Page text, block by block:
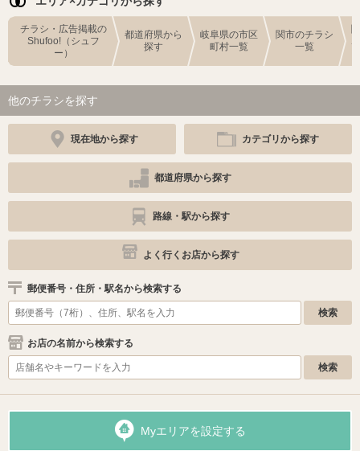
チラシ・広告掲載の
Shufoo!（シュフ
ー）
都道府県から
探す
岐阜県の市区
町村一覧
関市のチラシ
一覧
他のチラシを探す
現在地から探す カテゴリから探す
都道府県から探す
路線・駅から探す
よく行くお店から探す
郵便番号・住所・駅名から検索する
お店の名前から検索する
Myエリアを設定する